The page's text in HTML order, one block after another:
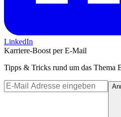
LinkedIn
Karriere-Boost per E-Mail
Tipps & Tricks rund um das Thema